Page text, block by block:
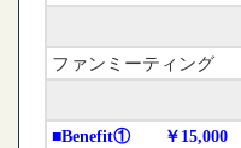
ファンミーティング
■Benefit① ￥15,000